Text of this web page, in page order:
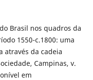
Brasil nos quadros da
1550-c.1800: uma
através da cadeia
Campinas, v.
em